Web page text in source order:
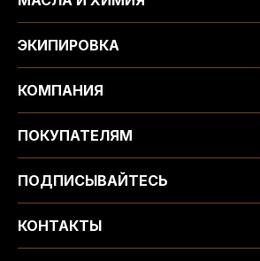
ЭКИПИРОВКА
КОМПАНИЯ
ПОКУПАТЕЛЯМ
ПОДПИСЫВАЙТЕСЬ
КОНТАКТЫ